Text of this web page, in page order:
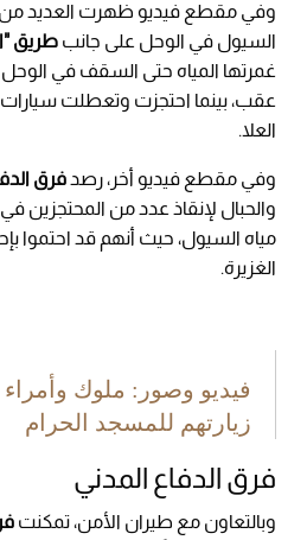
وفي مقطع فيديو ظهرت العديد من
السيول في الوحل على جانب طريق
غمرتها المياه حتى السقف في
عقب، بينما احتجزت وتعطلت
العلا.
وفي مقطع فيديو أخر، رصد فرق
والحبال لإنقاذ عدد من
مياه السيول، حيث أنهم قد احتموا
الغزيرة.
فيديو وصور: ملوك وأمراء
زيارتهم للمسجد الحرام
فرق الدفاع المدني
وبالتعاون مع طيران الأمن، تمكنت